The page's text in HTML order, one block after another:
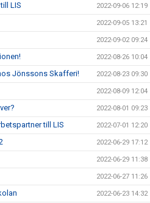
LIS 2022-09-06 12:19
2022-09-05 13:21
2022-09-02 09:24
2022-08-26 10:04
Jönssons Skafferi! 2022-08-23 09:30
2022-08-09 12:04
2022-08-01 09:23
till LIS 2022-07-01 12:20
2022-06-29 17:12
2022-06-29 11:38
2022-06-27 11:26
2022-06-23 14:32